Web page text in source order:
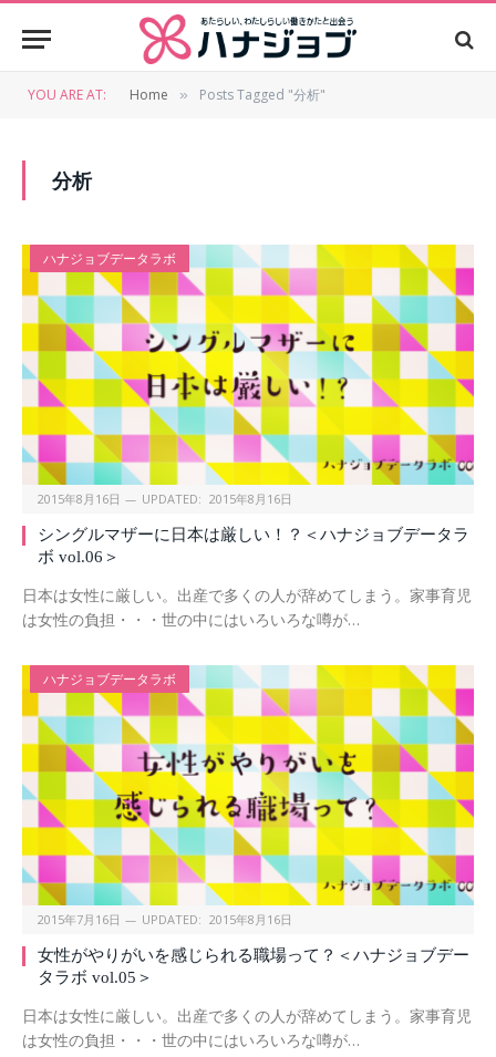
YOU ARE AT: Home » Posts Tagged "分析"
分析
ハナジョブデータラボ
2015年8月16日 UPDATED: 2015年8月16日
シングルマザーに日本は厳しい！？＜ハナジョブデータラ
ボ vol.06＞
日本は女性に厳しい。出産で多くの人が辞めてしまう。家事育児
は女性の負担・・・世の中にはいろいろな噂が…
ハナジョブデータラボ
2015年7月16日 UPDATED: 2015年8月16日
女性がやりがいを感じられる職場って？＜ハナジョブデー
タラボ vol.05＞
日本は女性に厳しい。出産で多くの人が辞めてしまう。家事育児
は女性の負担・・・世の中にはいろいろな噂が…